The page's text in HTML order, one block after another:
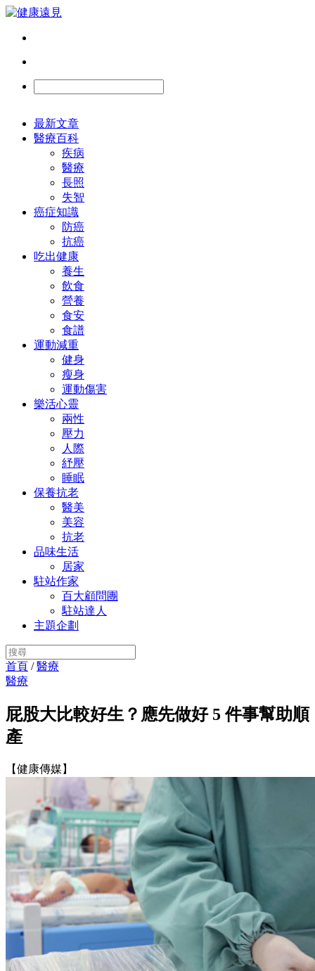
最新文章
醫療百科
疾病
醫療
長照
失智
癌症知識
防癌
抗癌
吃出健康
養生
飲食
營養
食安
食譜
運動減重
健身
瘦身
運動傷害
樂活心靈
兩性
壓力
人際
紓壓
睡眠
保養抗老
醫美
美容
抗老
品味生活
居家
駐站作家
百大顧問團
駐站達人
主題企劃
首頁 /醫療
醫療
屁股大比較好生？應先做好 5 件事幫助順
產
【健康傳媒】